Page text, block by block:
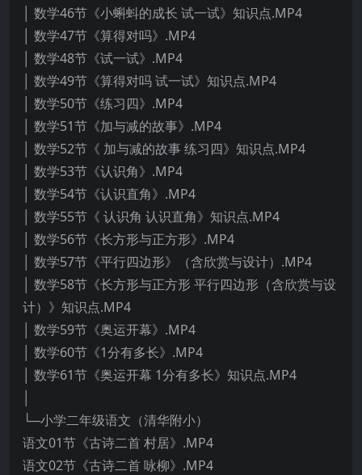
│ 数学46节《小蝌蚪的成长 试一试》知识点.MP4
│ 数学47节《算得对吗》.MP4
│ 数学48节《试一试》.MP4
│ 数学49节《算得对吗 试一试》知识点.MP4
│ 数学50节《练习四》.MP4
│ 数学51节《加与减的故事》.MP4
│ 数学52节《 加与减的故事 练习四》知识点.MP4
│ 数学53节《认识角》.MP4
│ 数学54节《认识直角》.MP4
│ 数学55节《 认识角 认识直角》知识点.MP4
│ 数学56节《长方形与正方形》.MP4
│ 数学57节《平行四边形》（含欣赏与设计）.MP4
│ 数学58节《长方形与正方形 平行四边形（含欣赏与设
计）》知识点.MP4
│ 数学59节《奥运开幕》.MP4
│ 数学60节《1分有多长》.MP4
│ 数学61节《奥运开幕 1分有多长》知识点.MP4
└─小学二年级语文（清华附小）
语文01节《古诗二首 村居》.MP4
语文02节《古诗二首 咏柳》.MP4